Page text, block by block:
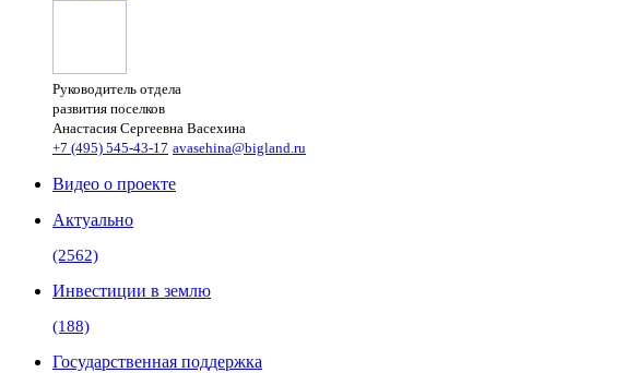
Руководитель отдела
развития поселков
Анастасия Сергеевна Васехина
+7 (495) 545-43-17 avasehina@bigland.ru
Видео о проекте
Актуально
(2562)
Инвестиции в землю
(188)
Государственная поддержка